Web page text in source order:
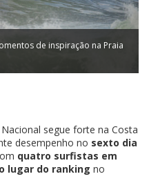
de inspiração na Praia
segue forte na Costa
desempenho no sexto dia
quatro surfistas em
lugar do ranking no